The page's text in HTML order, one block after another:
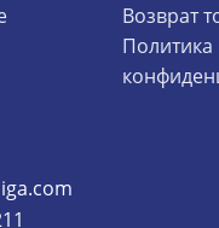
Возврат
Политика